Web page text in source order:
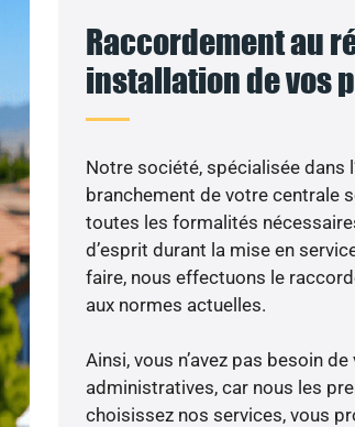
Raccordement au
installation de vos
Notre société, spécialisée dans
branchement de votre centrale
toutes les formalités
d’esprit durant la mise en
faire, nous effectuons le
aux normes actuelles.
Ainsi, vous n’avez pas besoin
administratives, car nous les
choisissez nos services, vous